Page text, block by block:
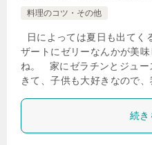
料理のコツ・その他
日によっては夏日も出てく
ザートにゼリーなんかが美
ね。 家にゼラチンとジュー
きて、子供も大好きなので
続き